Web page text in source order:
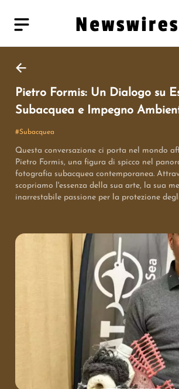
Pietro Formis: Un Dialogo su
Subacquea e Impegno
#Subacquea
Questa conversazione ci porta nel mondo
Pietro Formis, una figura di spicco nel
fotografia subacquea contemporanea.
scopriamo l'essenza della sua arte, la sua
inarrestabile passione per la protezione
Immergiti nell'arte e nell'attivismo di
L'Eredità del Visual Design nell'Arte
la Formazione Plasma l'Occhio del